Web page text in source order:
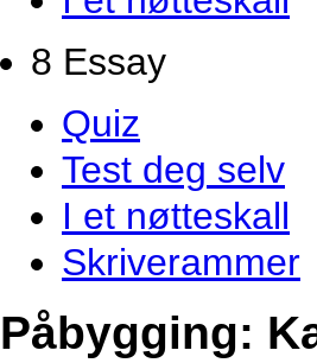
8 Essay
Quiz
Test deg selv
I et nøtteskall
Skriverammer
Påbygging: